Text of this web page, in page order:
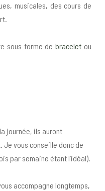
musicales, des cours de
sous forme debracelet ou
journée, ils auront
Je vous conseille donc de
par semaine étant l’idéal).
accompagne longtemps,